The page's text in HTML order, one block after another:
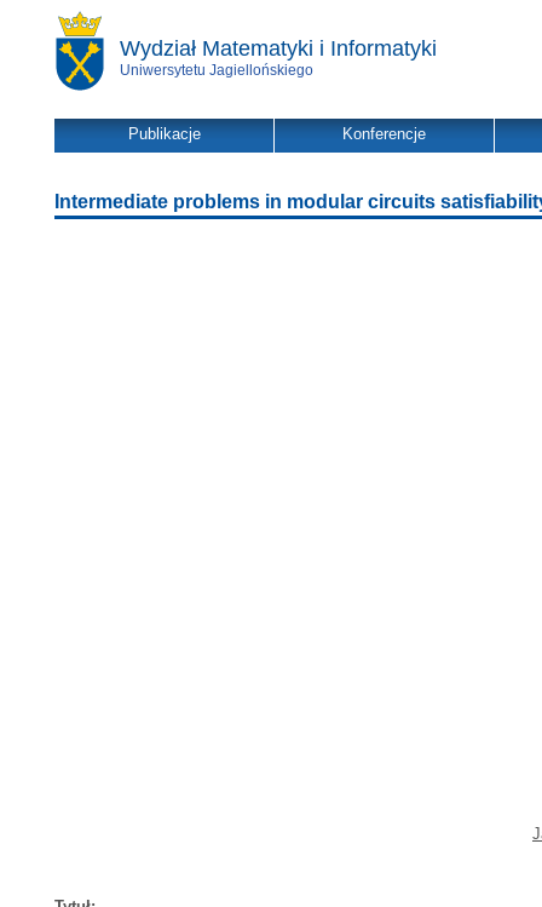
Wydział Matematyki i Informatyki
Uniwersytetu Jagiellońskiego
Publikacje Konferencje
Intermediate problems in modular circuits